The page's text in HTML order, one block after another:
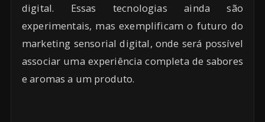
digital. Essas tecnologias ainda são
experimentais, mas exemplificam o futuro do
marketing sensorial digital, onde será possível
associar uma experiência completa de sabores
e aromas a um produto.